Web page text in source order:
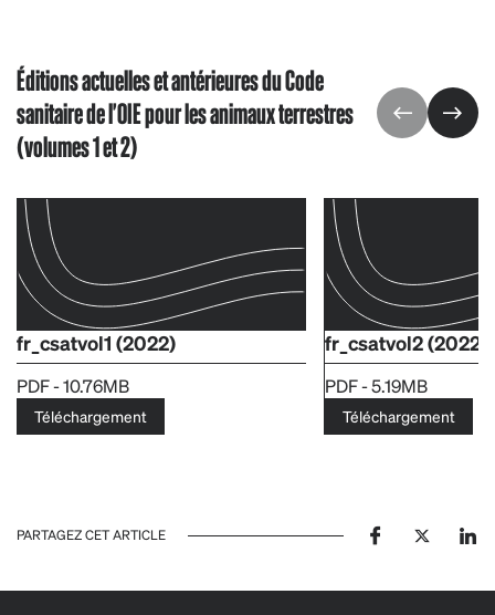
Éditions actuelles et antérieures du Code
sanitaire de l'OIE pour les animaux terrestres
(volumes 1 et 2)
fr_csatvol1 (2022)
PDF - 10.76MB
Téléchargement
fr_csatvol2 (2022)
PDF - 5.19MB
Téléchargement
PARTAGEZ CET ARTICLE